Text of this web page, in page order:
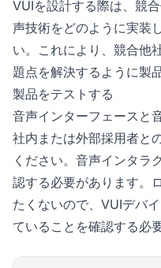
VUIを設計する際は、競
声技術をどのように実装
い。これにより、競合他
題点を解決するように製
製品をテストする
音声インターフェースと
社内または外部採用者と
ください。音声インタラ
認する必要があります。
たくないので、VUIデバ
ていることを確認する必